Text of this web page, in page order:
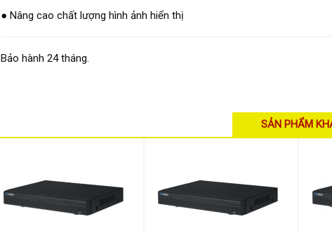
● Nâng cao chất lượng hình ảnh hiển thị
Bảo hành 24 tháng.
SẢN PHẨM